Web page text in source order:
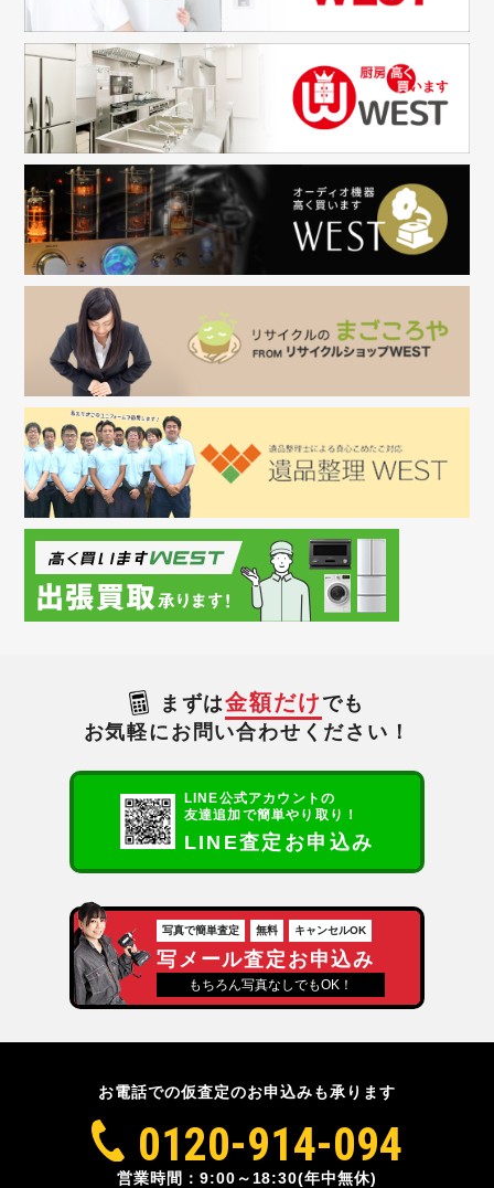
まずは金額だけ でも
お気軽にお問い合わせください！
LINE公式アカウントの
友達追加で簡単やり取り！
LINE査定お申込み
写真で簡単査定 無料 キャンセルOK
写メール査定お申込み
もちろん写真なしでもOK！
お電話での仮査定のお申込みも承ります
0120-914-094
営業時間：9:00～18:30(年中無休)